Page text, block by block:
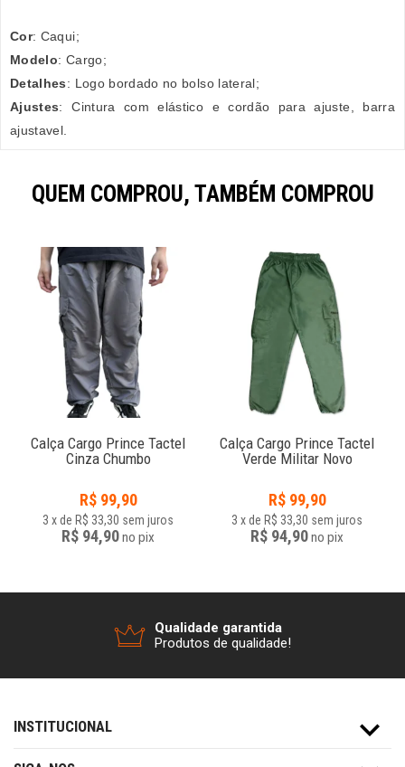
Cor: Caqui;
Modelo: Cargo;
Detalhes: Logo bordado no bolso lateral;
Ajustes: Cintura com elástico e cordão para ajuste, barra
ajustavel.
QUEM COMPROU, TAMBÉM COMPROU
Calça Cargo Prince Tactel
Cinza Chumbo
R$ 99,90
3 xde R$ 33,30 sem juros
R$ 94,90no pix
Calça Cargo Prince Tactel
Verde Militar Novo
R$ 99,90
3 xde R$ 33,30 sem juros
R$ 94,90no pix
Qualidade garantida
Produtos de qualidade!
INSTITUCIONAL